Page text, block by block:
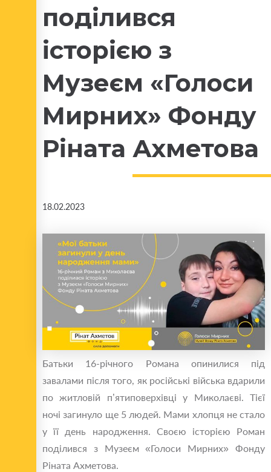
поділився
історією з
Музеєм «Голоси
Мирних» Фонду
Ріната Ахметова
18.02.2023
Батьки 16-річного Романа опинилися під
завалами після того, як російські війська вдарили
по житловій п’ятиповерхівці у Миколаєві. Тієї
ночі загинуло ще 5 людей. Мами хлопця не стало
у її день народження. Своєю історією Роман
поділився з Музеєм «Голоси Мирних» Фонду
Ріната Ахметова.